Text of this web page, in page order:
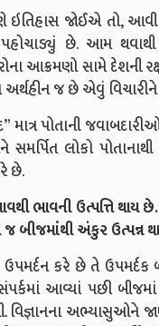
ઇતિહાસ જોઈએ તો,
છે. આમ
આક્રમણો સામે દેશની
જ છે એવું વિચારીને
માત્ર પોતાની
સમર્પિત લોકો
છે.
ભાવની ઉત્પત્તિ
જ બીજમાંથી અંકુર ઉત્પન્ન
કરે છે તે ઉપમર્દક
આવ્યાં પછી
વિજ્ઞાનના અભ્યાસુઓને